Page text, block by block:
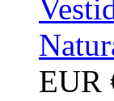
EUR